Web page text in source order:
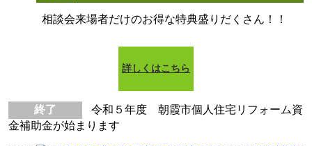
相談会来場者だけのお得な特典盛りだくさん！！
詳しくはこちら
終了
令和５年度 朝霞市個人住宅リフォーム資
金補助金が始まります